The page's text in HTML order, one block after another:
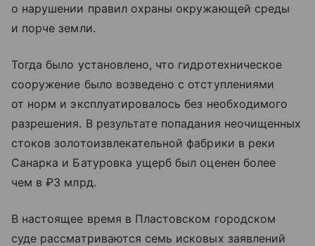
о нарушении правил охраны окружающей среды
и порче земли.
Тогда было установлено, что гидротехническое
сооружение было возведено с отступлениями
от норм и эксплуатировалось без необходимого
разрешения. В результате попадания неочищенных
стоков золотоизвлекательной фабрики в реки
Санарка и Батуровка ущерб был оценен более
чем в ₽3 млрд.
В настоящее время в Пластовском городском
суде рассматриваются семь исковых заявлений